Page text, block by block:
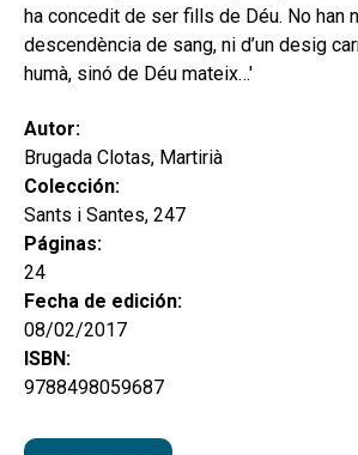
ha concedit de ser fills de Déu. No han
descendència de sang, ni d’un desig
humà, sinó de Déu mateix…'
Autor:
Brugada Clotas, Martirià
Colección:
Sants i Santes, 247
Páginas:
24
Fecha de edición:
08/02/2017
ISBN:
9788498059687